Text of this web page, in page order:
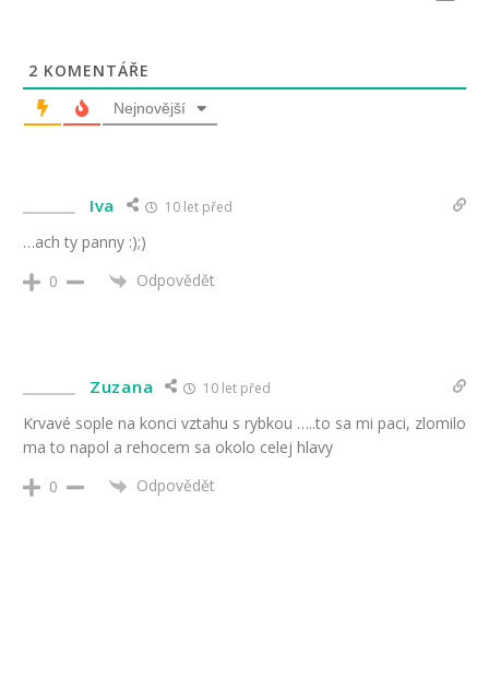
2 KOMENTÁŘE
Nejnovější
Iva 10 let před
…ach ty panny :);)
0
Odpovědět
Zuzana 10 let před
Krvavé sople na konci vztahu s rybkou …..to sa mi paci, zlomilo
ma to napol a rehocem sa okolo celej hlavy
0
Odpovědět